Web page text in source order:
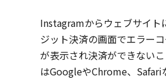
Instagramからウェブサイト
ジット決済の画面でエラーコ
が表示され決済ができない
はGoogleやChrome、Safari